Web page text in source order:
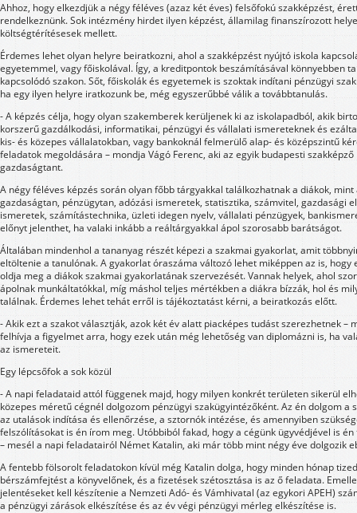
Ahhoz, hogy elkezdjük a négy féléves (azaz két éves) felsőfokú szakképzést,
rendelkeznünk. Sok intézmény hirdet ilyen képzést, államilag finanszírozott
költségtérítésesek mellett.
Érdemes lehet olyan helyre beiratkozni, ahol a szakképzést nyújtó iskola
egyetemmel, vagy főiskolával. Így, a kreditpontok beszámításával könnyebben
kapcsolódó szakon. Sőt, főiskolák és egyetemek is szoktak indítani pénzügyi
ha egy ilyen helyre iratkozunk be, még egyszerűbbé válik a továbbtanulás.
- A képzés célja, hogy olyan szakemberek kerüljenek ki az iskolapadból, akik
korszerű gazdálkodási, informatikai, pénzügyi és vállalati ismereteknek és
kis- és közepes vállalatokban, vagy bankoknál felmerülő alap- és középszintű
feladatok megoldására – mondja Vágó Ferenc, aki az egyik budapesti
gazdaságtant.
A négy féléves képzés során olyan főbb tárgyakkal találkozhatnak a diákok,
gazdaságtan, pénzügytan, adózási ismeretek, statisztika, számvitel, gazdasági
ismeretek, számítástechnika, üzleti idegen nyelv, vállalati pénzügyek,
előnyt jelenthet, ha valaki inkább a reáltárgyakkal ápol szorosabb barátságot.
Általában mindenhol a tananyag részét képezi a szakmai gyakorlat, amit
eltöltenie a tanulónak. A gyakorlat óraszáma változó lehet miképpen az is, hogy
oldja meg a diákok szakmai gyakorlatának szervezését. Vannak helyek, ahol
ápolnak munkáltatókkal, míg máshol teljes mértékben a diákra bízzák, hol és
találnak. Érdemes lehet tehát erről is tájékoztatást kérni, a beiratkozás előtt.
- Akik ezt a szakot választják, azok két év alatt piacképes tudást szerezhetnek –
felhívja a figyelmet arra, hogy ezek után még lehetőség van diplomázni is, ha
az ismereteit.
Egy lépcsőfok a sok közül
- A napi feladataid attól függenek majd, hogy milyen konkrét területen sikerül
közepes méretű cégnél dolgozom pénzügyi szakügyintézőként. Az én dolgom a
az utalások indítása és ellenőrzése, a sztornók intézése, és amennyiben
felszólításokat is én írom meg. Utóbbiból fakad, hogy a cégünk ügyvédjével is
– mesél a napi feladatairól Német Katalin, aki már több mint négy éve dolgozik
A fentebb fölsorolt feladatokon kívül még Katalin dolga, hogy minden hónap
bérszámfejtést a könyvelőnek, és a fizetések szétosztása is az ő feladata.
jelentéseket kell készítenie a Nemzeti Adó- és Vámhivatal (az egykori APEH)
a pénzügyi zárások elkészítése és az év végi pénzügyi mérleg elkészítése is.